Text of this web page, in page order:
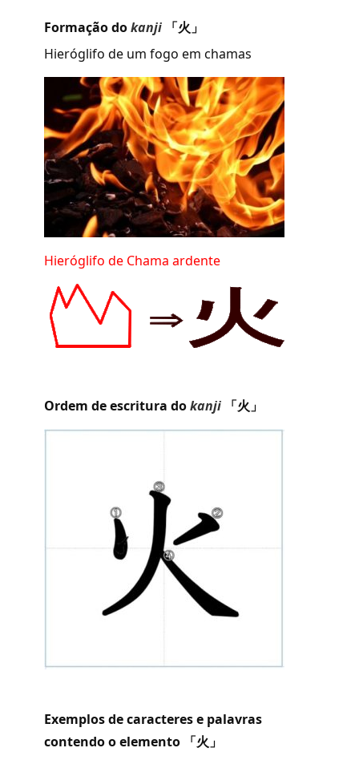
Formação dokanji 「火」
Hieróglifo de um fogo em chamas
Hieróglifo de Chama ardente
Ordem de escritura dokanji 「火」
Exemplos de caracteres e palavras
contendo o elemento 「火」